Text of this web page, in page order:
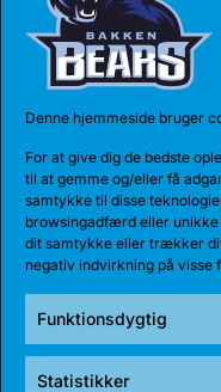
Denne hjemmeside bruger
For at give dig de bedste
til at gemme og/eller få
samtykke til disse
browsingadfærd eller
dit samtykke eller trækker
negativ indvirkning på visse
Funktionsdygtig
Statistikker
BEARS
Den 185 cm høje
har indgået en 1-